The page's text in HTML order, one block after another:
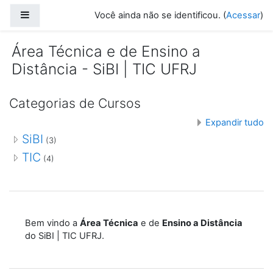
Você ainda não se identificou. (Acessar)
Área Técnica e de Ensino a
Distância - SiBI | TIC UFRJ
Categorias de Cursos
Expandir tudo
SiBI (3)
TIC (4)
Bem vindo a Área Técnica e de Ensino a Distância
do SiBI | TIC UFRJ.